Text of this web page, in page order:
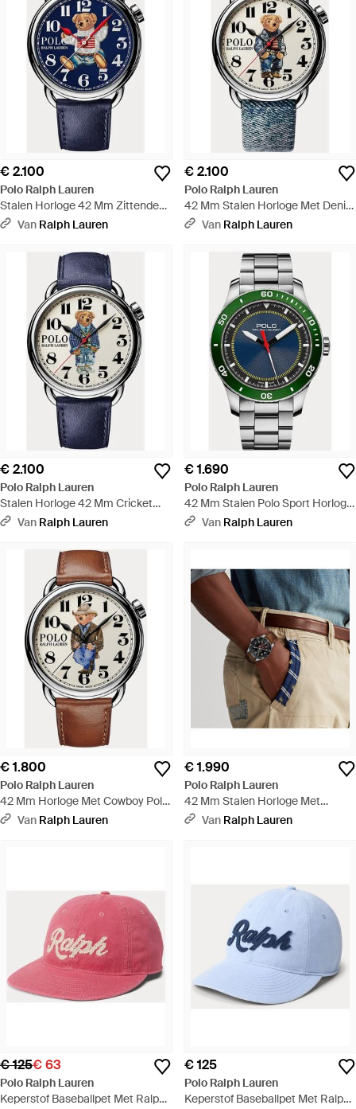
€ 2.100
Polo Ralph Lauren
Stalen Horloge 42 Mm Zittende
Polo Bear - Blauw
Van Ralph Lauren
€ 2.100
Polo Ralph Lauren
42 Mm Stalen Horloge Met Denim
Polo Bear - Metallic
Van Ralph Lauren
€ 2.100
Polo Ralph Lauren
Stalen Horloge 42 Mm Cricket
Polo Bear - Meerkleurig
Van Ralph Lauren
€ 1.690
Polo Ralph Lauren
42 Mm Stalen Polo Sport Horloge
- Groen
Van Ralph Lauren
€ 1.800
Polo Ralph Lauren
42 Mm Horloge Met Cowboy Polo
Bear - Zwart
Van Ralph Lauren
€ 1.990
Polo Ralph Lauren
42 Mm Stalen Horloge Met
Polospeler - Zwart
Van Ralph Lauren
€ 125€ 63
Polo Ralph Lauren
Keperstof Baseballpet Met Ralph
€ 125
Polo Ralph Lauren
Keperstof Baseballpet Met Ralph